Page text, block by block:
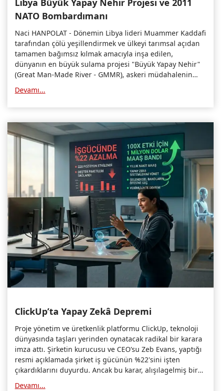
Libya Büyük Yapay Nehir Projesi ve 2011
NATO Bombardımanı
Naci HANPOLAT - Dönemin Libya lideri Muammer Kaddafi
tarafından çölü yeşillendirmek ve ülkeyi tarımsal açıdan
tamamen bağımsız kılmak amacıyla inşa edilen,
dünyanın en büyük sulama projesi "Büyük Yapay Nehir"
(Great Man-Made River - GMMR), askeri müdahalenin
tartışmaların merkezinde yer almaya devam ediyor
Devamı...
ClickUp’ta Yapay Zekâ Depremi
Proje yönetim ve üretkenlik platformu ClickUp, teknoloji
dünyasında taşları yerinden oynatacak radikal bir karara
imza attı. Şirketin kurucusu ve CEO’su Zeb Evans, yaptığı
resmi açıklamada şirket iş gücünün %22'sini işten
çıkardıklarını duyurdu. Ancak bu karar, alışılagelmiş bir
Devamı...